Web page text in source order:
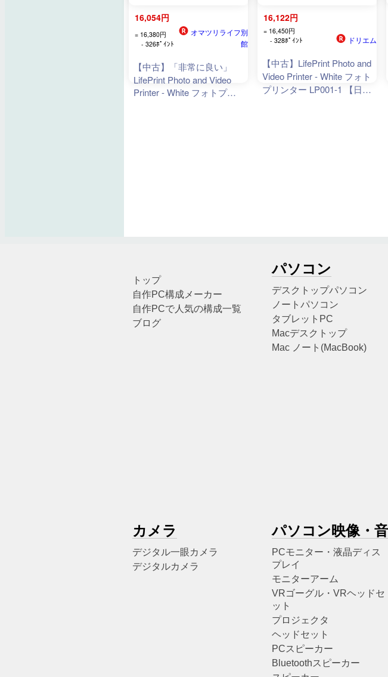
トップ
自作PC構成メーカー
自作PCで人気の構成一覧
ブログ
パソコン
デスクトップパソコン
ノートパソコン
タブレットPC
Macデスクトップ
Mac ノート(MacBook)
カメラ
デジタル一眼カメラ
デジタルカメラ
パソコン映像・音
PCモニター・液晶ディス
プレイ
モニターアーム
VRゴーグル・VRヘッドセ
ット
プロジェクタ
ヘッドセット
PCスピーカー
Bluetoothスピーカー